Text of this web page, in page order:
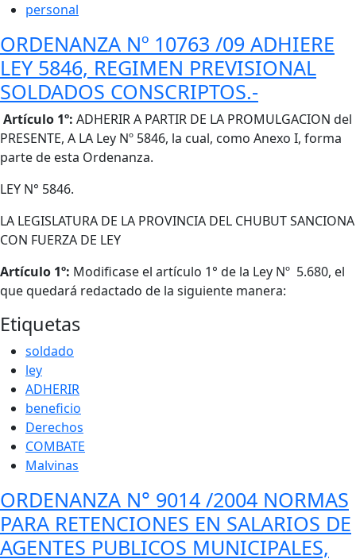
personal
ORDENANZA Nº 10763 /09 ADHIERE
LEY 5846, REGIMEN PREVISIONAL
SOLDADOS CONSCRIPTOS.-
Cuerpo
Artículo 1º: ADHERIR A PARTIR DE LA PROMULGACION del
PRESENTE, A LA Ley Nº 5846, la cual, como Anexo I, forma
parte de esta Ordenanza.
LEY N° 5846.
LA LEGISLATURA DE LA PROVINCIA DEL CHUBUT SANCIONA
CON FUERZA DE LEY
Artículo 1º: Modificase el artículo 1° de la Ley Nº 5.680, el
que quedará redactado de la siguiente manera:
Etiquetas
soldado
ley
ADHERIR
beneficio
Derechos
COMBATE
Malvinas
ORDENANZA N° 9014 /2004 NORMAS
PARA RETENCIONES EN SALARIOS DE
AGENTES PUBLICOS MUNICIPALES,